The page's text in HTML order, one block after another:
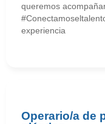
queremos
experiencia
Operario/a de